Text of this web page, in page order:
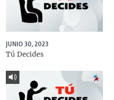
JUNIO 30, 2023
Tú Decides